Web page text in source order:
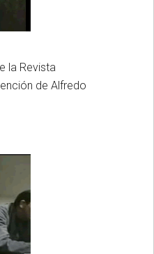
la Revista
de Alfredo